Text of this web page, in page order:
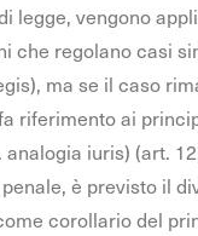
legge, vengono
che regolano casi
ma se il caso
riferimento ai
iuris) (art.
è previsto il
corollario del